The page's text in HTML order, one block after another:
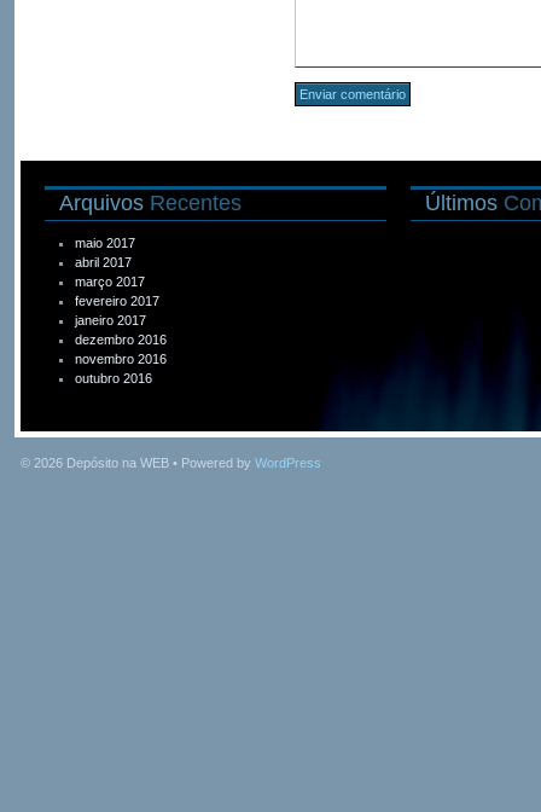
Arquivos Recentes
maio 2017
abril 2017
março 2017
fevereiro 2017
janeiro 2017
dezembro 2016
novembro 2016
outubro 2016
Últimos
© 2026 Depósito na WEB • Powered by WordPress